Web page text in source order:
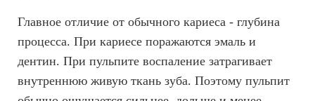
Главное отличие от обычного кариеса - глубина
процесса. При кариесе поражаются эмаль и
дентин. При пульпите воспаление затрагивает
внутреннюю живую ткань зуба. Поэтому пульпит